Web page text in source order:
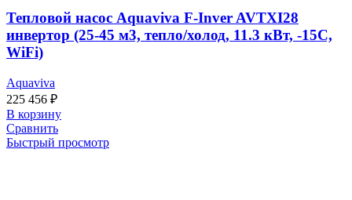
Тепловой насос Aquaviva F-Inver AVTXI28
инвертор (25-45 м3, тепло/холод, 11.3 кВт, -15С,
WiFi)
Aquaviva
225 456 ₽
В корзину
Сравнить
Быстрый просмотр